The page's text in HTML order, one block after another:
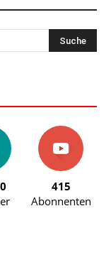
415
Abonnenten